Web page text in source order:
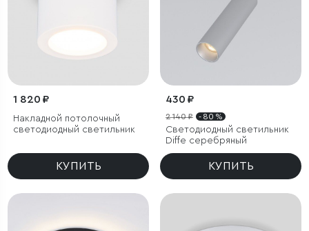
1 820 ₽
Накладной потолочный
светодиодный светильник
КУПИТЬ
430 ₽
2 140 ₽ - 80 %
Светодиодный светильник
Diffe серебряный
КУПИТЬ